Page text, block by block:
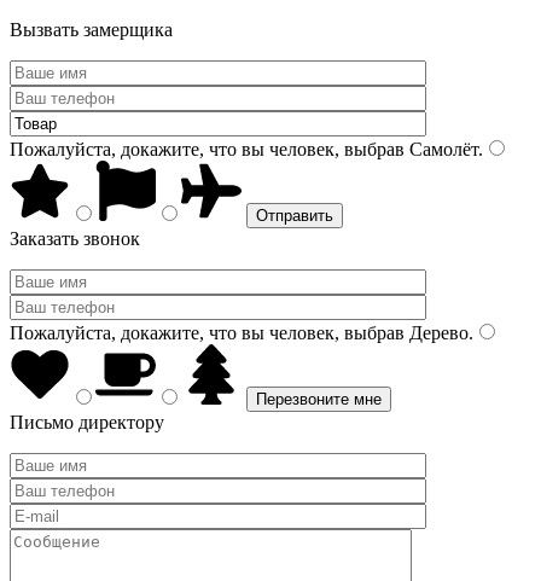
Вызвать замерщика
Пожалуйста, докажите, что вы человек, выбрав Самолёт.
Заказать звонок
Пожалуйста, докажите, что вы человек, выбрав Дерево.
Письмо директору